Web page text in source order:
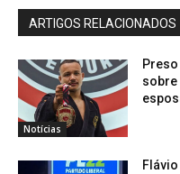
ARTIGOS RELACIONADOS
Notícias
sobre